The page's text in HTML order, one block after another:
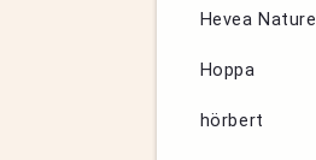
Hevea Nature
Hoppa
hörbert